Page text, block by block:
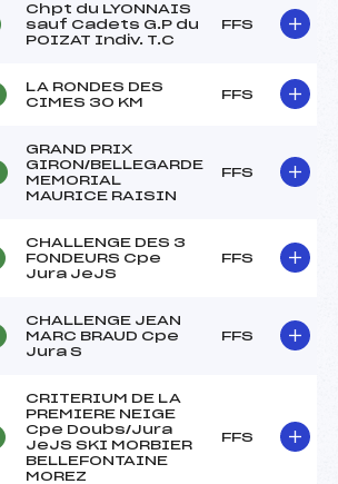
Chpt du LYONNAIS
sauf Cadets G.P du
POIZAT Indiv. T.C
FFS
LA RONDES DES
CIMES 30 KM
FFS
GRAND PRIX
GIRON/BELLEGARDE
MEMORIAL
MAURICE RAISIN
FFS
CHALLENGE DES 3
FONDEURS Cpe
Jura JeJS
FFS
CHALLENGE JEAN
MARC BRAUD Cpe
Jura S
FFS
CRITERIUM DE LA
PREMIERE NEIGE
Cpe Doubs/Jura
JeJS SKI MORBIER
BELLEFONTAINE
MOREZ
FFS